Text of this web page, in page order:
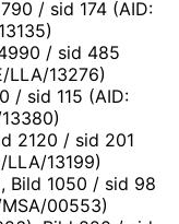
/ sid 174 (AID:
/ sid 485
LLA/13276)
/ sid 115 (AID:
2120 / sid 201
LLA/13199)
, Bild 1050 / sid 98
00553)